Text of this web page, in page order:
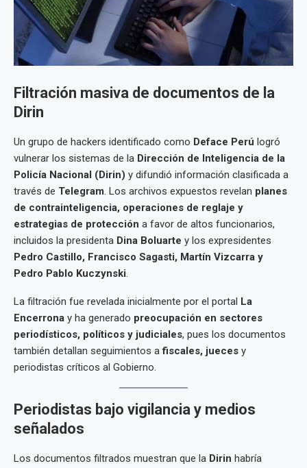
Filtración masiva de documentos de la
Dirin
Un grupo de hackers identificado como Deface Perú logró
vulnerar los sistemas de la Dirección de Inteligencia de la
Policía Nacional (Dirin) y difundió información clasificada a
través de Telegram. Los archivos expuestos revelan planes
de contrainteligencia, operaciones de reglaje y
estrategias de protección a favor de altos funcionarios,
incluidos la presidenta Dina Boluarte y los expresidentes
Pedro Castillo, Francisco Sagasti, Martín Vizcarra y
Pedro Pablo Kuczynski.
La filtración fue revelada inicialmente por el portal La
Encerrona y ha generado preocupación en sectores
periodísticos, políticos y judiciales, pues los documentos
también detallan seguimientos afiscales, jueces y
periodistas críticos al Gobierno.
Periodistas bajo vigilancia y medios
señalados
Los documentos filtrados muestran que la Dirin habría